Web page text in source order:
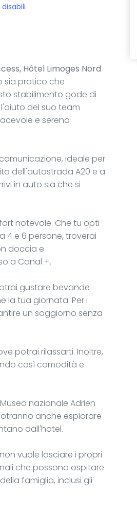
Hôtel Limoges Nord
sia pratico che
stabilimento gode di
del suo team
e sereno
ideale per
dell'autostrada A20 e a
in auto sia che si
notevole. Che tu opti
4 e 6 persone, troverai
doccia e
a Canal +.
gustare bevande
la tua giornata. Per i
un soggiorno senza
potrai rilassarti. Inoltre,
così comodità e
nazionale Adrien
anche esplorare
dall'hotel.
vuole lasciare i propri
che possono ospitare
famiglia, inclusi gli